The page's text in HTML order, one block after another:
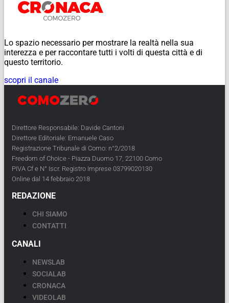
Lo spazio necessario per mostrare la realtà nella sua
interezza e per raccontare tutti i volti di questa città e di
questo territorio.
scopri il canale
Direttore Responsabile: Davide Cantoni
Direttore Editoriale: Emanuele Caso
Registrazione Tribunale di Como: n°2/2018
Freedom of Choice - Piazza Duomo 17, 22100 Como
PIVA Cf e N° Iscr. Registro Imprese 03799020130
Online dal 14 febbraio 2018
REDAZIONE
CHI SIAMO
CONTATTI
CANALI
NEWSLAB
SOCIALAB
CRONACA
VIDEOLAB